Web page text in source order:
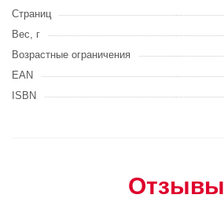
Страниц
Вес, г
Возрастные ограничения
EAN
ISBN
Отзывы